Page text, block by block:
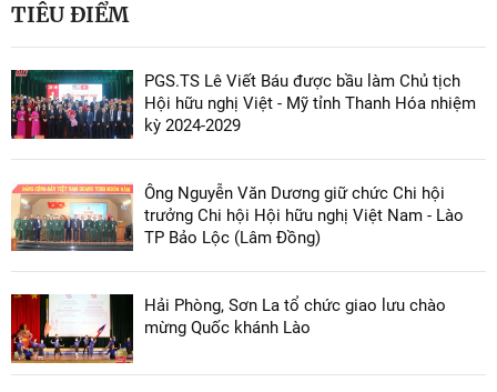
TIÊU ĐIỂM
PGS.TS Lê Viết Báu được bầu làm Chủ tịch
Hội hữu nghị Việt - Mỹ tỉnh Thanh Hóa nhiệm
kỳ 2024-2029
Ông Nguyễn Văn Dương giữ chức Chi hội
trưởng Chi hội Hội hữu nghị Việt Nam - Lào
TP Bảo Lộc (Lâm Đồng)
Hải Phòng, Sơn La tổ chức giao lưu chào
mừng Quốc khánh Lào